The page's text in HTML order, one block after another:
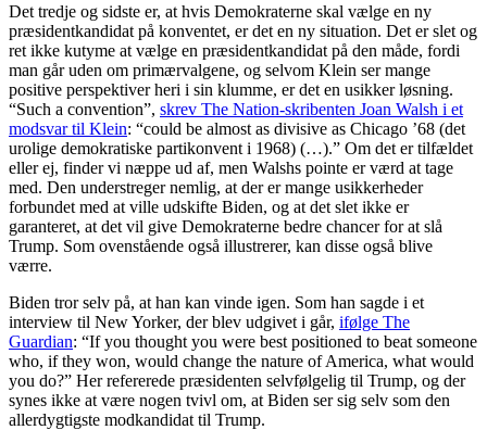
Det tredje og sidste er, at hvis Demokraterne skal vælge en ny
præsidentkandidat på konventet, er det en ny situation. Det er slet og
ret ikke kutyme at vælge en præsidentkandidat på den måde, fordi
man går uden om primærvalgene, og selvom Klein ser mange
positive perspektiver heri i sin klumme, er det en usikker løsning.
“Such a convention”, skrev The Nation-skribenten Joan Walsh i et
modsvar til Klein: “could be almost as divisive as Chicago ’68 (det
urolige demokratiske partikonvent i 1968) (…).” Om det er tilfældet
eller ej, finder vi næppe ud af, men Walshs pointe er værd at tage
med. Den understreger nemlig, at der er mange usikkerheder
forbundet med at ville udskifte Biden, og at det slet ikke er
garanteret, at det vil give Demokraterne bedre chancer for at slå
Trump. Som ovenstående også illustrerer, kan disse også blive
værre.
Biden tror selv på, at han kan vinde igen. Som han sagde i et
interview til New Yorker, der blev udgivet i går, ifølge The
Guardian: “If you thought you were best positioned to beat someone
who, if they won, would change the nature of America, what would
you do?” Her refererede præsidenten selvfølgelig til Trump, og der
synes ikke at være nogen tvivl om, at Biden ser sig selv som den
allerdygtigste modkandidat til Trump.